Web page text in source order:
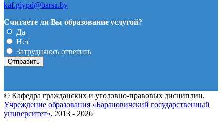
kaf.giypd@barsu.by
Считаете ли Вы образование услугой?
Да
Нет
Затрудняюсь ответить
© Кафедра гражданских и уголовно-правовых дисциплин.
Учреждение образования «Барановичский государственный
университет», 2013 - 2026